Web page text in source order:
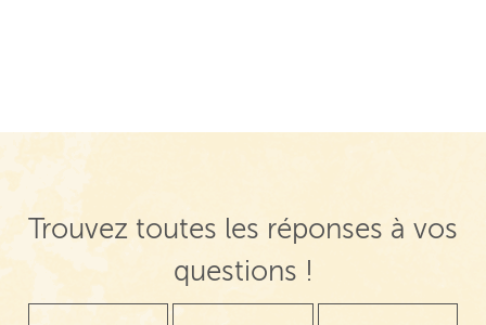
Trouvez toutes les réponses à vos
questions !